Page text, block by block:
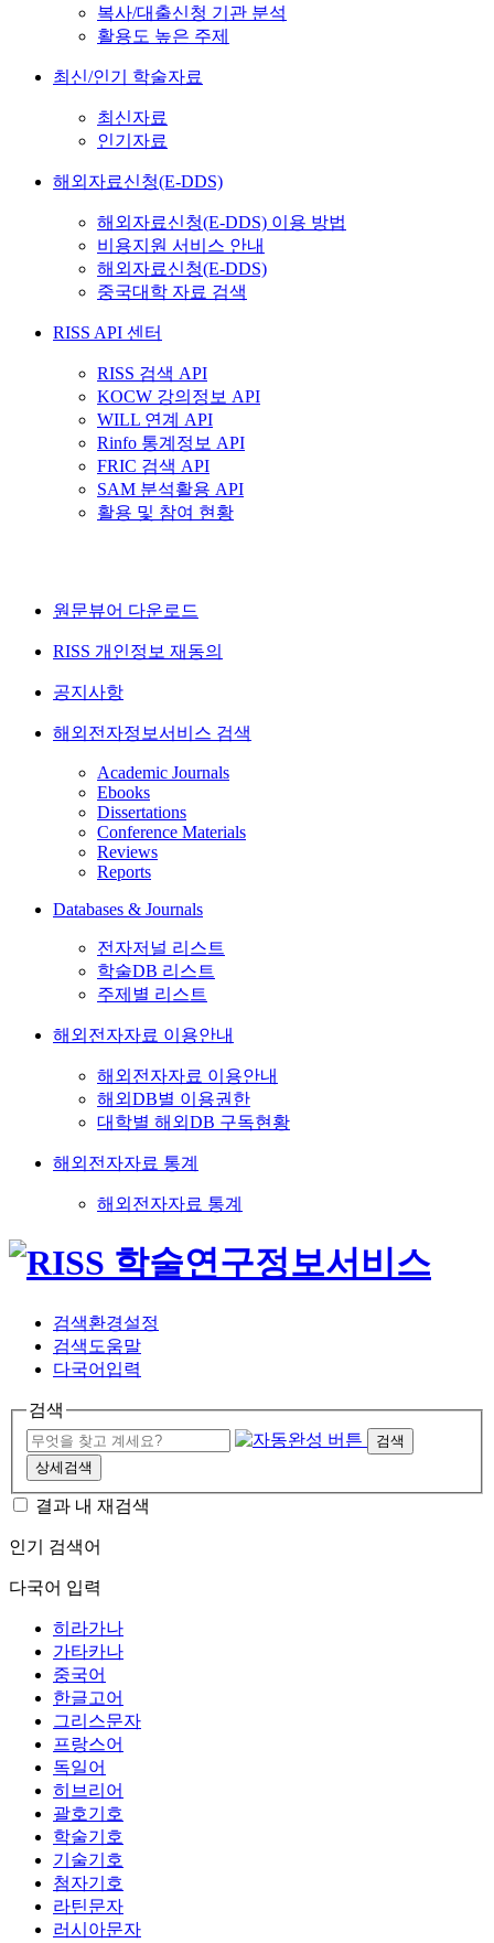
복사/대출신청 기관 분석
활용도 높은 주제
최신/인기 학술자료
최신자료
인기자료
해외자료신청(E-DDS)
해외자료신청(E-DDS) 이용 방법
비용지원 서비스 안내
해외자료신청(E-DDS)
중국대학 자료 검색
RISS API 센터
RISS 검색 API
KOCW 강의정보 API
WILL 연계 API
Rinfo 통계정보 API
FRIC 검색 API
SAM 분석활용 API
활용 및 참여 현황
원문뷰어 다운로드
RISS 개인정보 재동의
공지사항
해외전자정보서비스 검색
Academic Journals
Ebooks
Dissertations
Conference Materials
Reviews
Reports
Databases & Journals
전자저널 리스트
학술DB 리스트
주제별 리스트
해외전자자료 이용안내
해외전자자료 이용안내
해외DB별 이용권한
대학별 해외DB 구독현황
해외전자자료 통계
해외전자자료 통계
검색환경설정
검색도움말
다국어입력
검색
검색
상세검색
결과 내 재검색
인기 검색어
다국어 입력
히라가나
가타카나
중국어
한글고어
그리스문자
프랑스어
독일어
히브리어
괄호기호
학술기호
기술기호
첨자기호
라틴문자
러시아문자